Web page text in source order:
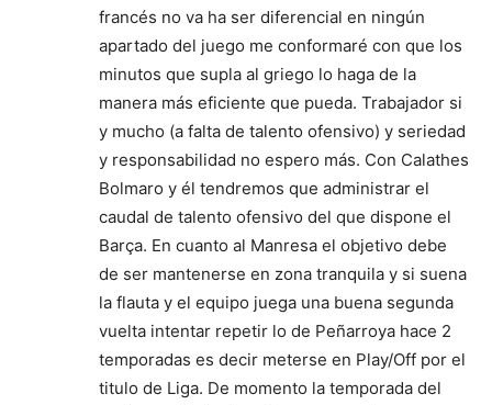
francés no va ha ser diferencial en ningún
apartado del juego me conformaré con que los
minutos que supla al griego lo haga de la
manera más eficiente que pueda. Trabajador si
y mucho (a falta de talento ofensivo) y seriedad
y responsabilidad no espero más. Con Calathes
Bolmaro y él tendremos que administrar el
caudal de talento ofensivo del que dispone el
Barça. En cuanto al Manresa el objetivo debe
de ser mantenerse en zona tranquila y si suena
la flauta y el equipo juega una buena segunda
vuelta intentar repetir lo de Peñarroya hace 2
temporadas es decir meterse en Play/Off por el
titulo de Liga. De momento la temporada del